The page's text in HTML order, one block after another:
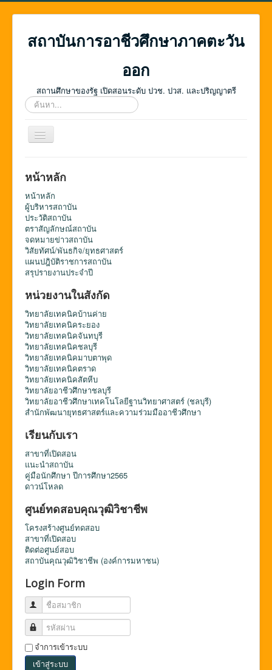
สถาบันการอาชีวศึกษาภาคตะวัน
ออก
สถานศึกษาของรัฐ เปิดสอนระดับ ปวช. ปวส. และปริญญาตรี
ค้นหา...
สลับ
เน
ชั่น
หน้าหลัก
หน้าหลัก
ผู้บริหารสถาบัน
ประวัติสถาบัน
ตราสัญลักษณ์สถาบัน
จดหมายข่าวสถาบัน
วิสัยทัศน์/พันธกิจ/ยุทธศาสตร์
แผนปฎิบัติราชการสถาบัน
สรุปรายงานประจำปี
หน่วยงานในสังกัด
วิทยาลัยเทคนิคบ้านค่าย
วิทยาลัยเทคนิคระยอง
วิทยาลัยเทคนิคจันทบุรี
วิทยาลัยเทคนิคชลบุรี
วิทยาลัยเทคนิคมาบตาพุด
วิทยาลัยเทคนิคตราด
วิทยาลัยเทคนิคสัตหีบ
วิทยาลัยอาชีวศึกษาชลบุรี
วิทยาลัยอาชีวศึกษาเทคโนโลยีฐานวิทยาศาสตร์ (ชลบุรี)
สำนักพัฒนายุทธศาสตร์และความร่วมมืออาชีวศึกษา
เรียนกับเรา
สาขาที่เปิดสอน
แนะนำสถาบัน
คู่มือนักศึกษา ปีการศึกษา2565
ดาวน์โหลด
ศูนย์ทดสอบคุณวุฒิวิชาชีพ
โครงสร้างศูนย์ทดสอบ
สาขาที่เปิดสอบ
ติดต่อศูนย์สอบ
สถาบันคุณวุฒิวิชาชีพ (องค์การมหาชน)
Login Form
ชื่อสมาชิก
รหัสผ่าน
จำการเข้าระบบ
เข้าสู่ระบบ